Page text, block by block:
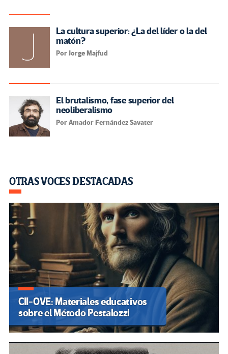
La cultura superior: ¿La del líder o la del
matón?
Por Jorge Majfud
El brutalismo, fase superior del
neoliberalismo
Por Amador Fernández Savater
OTRAS VOCES DESTACADAS
CII-OVE: Materiales educativos
sobre el Método Pestalozzi